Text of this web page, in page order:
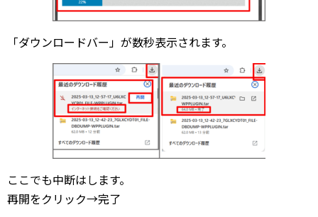
「ダウンロードバー」が数秒表示されます。
ここでも中断はします。
再開をクリック→完了